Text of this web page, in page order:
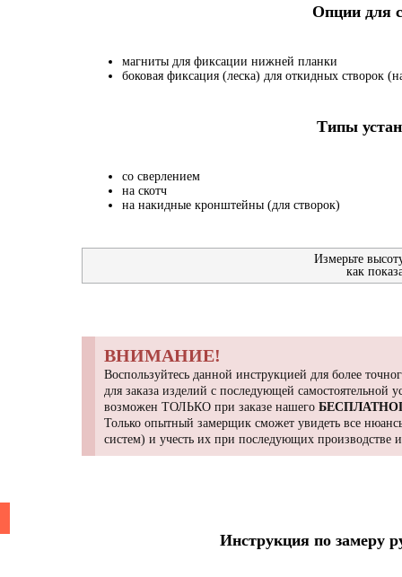
Опции для
магниты для фиксации нижней планки
боковая фиксация (леска) для откидных створок
Типы
со сверлением
на скотч
на накидные кронштейны (для створок)
Измерьте
как
ВНИМАНИЕ!
Воспользуйтесь данной инструкцией для более
для заказа изделий с последующей
возможен ТОЛЬКО при заказе нашего
Только опытный замерщик сможет увидеть все
систем) и учесть их при последующих производстве
Инструкция по